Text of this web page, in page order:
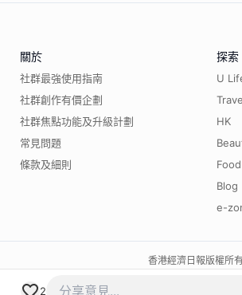
2
關於
社群最強使用指南
社群創作有價企劃
社群焦點功能及升級計劃
常見問題
條款及細則
探索
U
HK
Food
Blog
e-
香港經濟日報版權所